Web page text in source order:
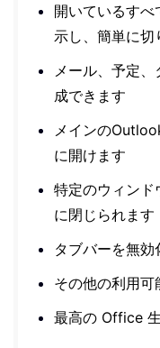
開いているすべ
示し、簡単に切
メール、予定
成できます
メインの
に開けます
特定のウィンド
に閉じられます
タブバーを無効
その他の利用可
最高の Office